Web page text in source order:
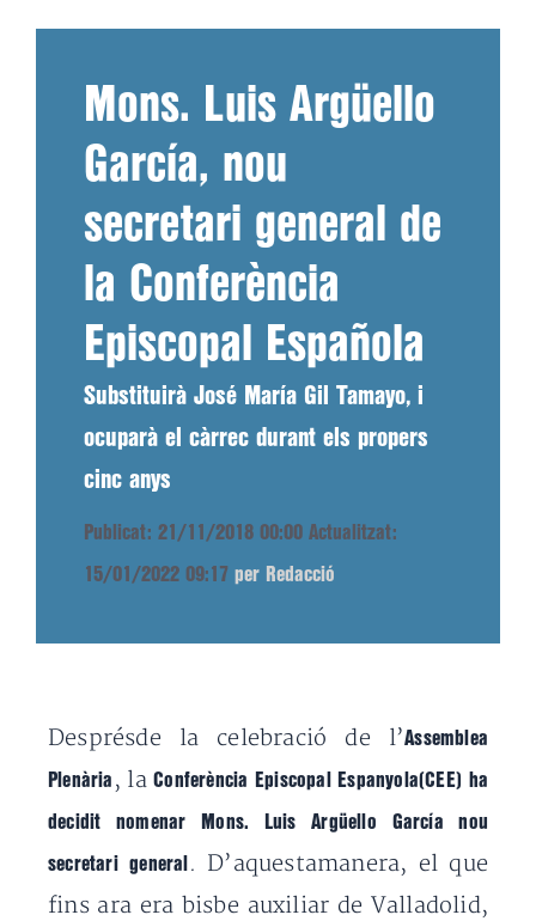
Mons. Luis Argüello
García, nou
secretari general de
la Conferència
Episcopal Española
Substituirà José María Gil Tamayo, i
ocuparà el càrrec durant els propers
cinc anys
Publicat: 21/11/2018 00:00 Actualitzat:
15/01/2022 09:17 per Redacció
Desprésde la celebració de l’Assemblea
Plenària , laConferència Episcopal Espanyola(CEE) ha
decidit nomenar Mons. Luis Argüello García nou
secretari general . D’aquestamanera, el que
fins ara era bisbe auxiliar de Valladolid,